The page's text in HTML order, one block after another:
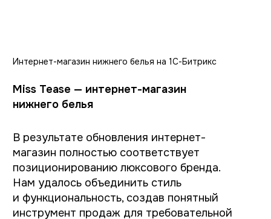
зададим правильные вопросы, предложим
Что вам нужно разработать?
брендинг
дизайн-поддержка
другое